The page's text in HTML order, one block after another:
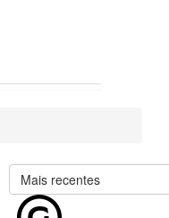
Mais recentes